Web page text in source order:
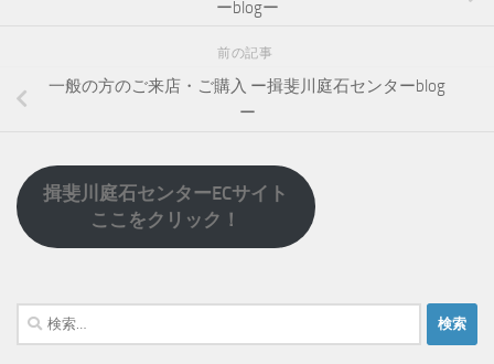
ーblogー
前の記事
一般の方のご来店・ご購入 ー揖斐川庭石センターblog
ー
揖斐川庭石センターECサイト
ここをクリック！
検
索: